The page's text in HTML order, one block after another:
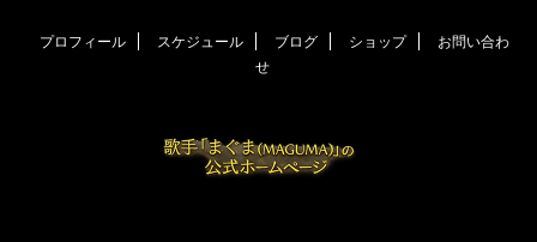
プロフィール スケジュール ブログ ショップ
お問い合わ
せ